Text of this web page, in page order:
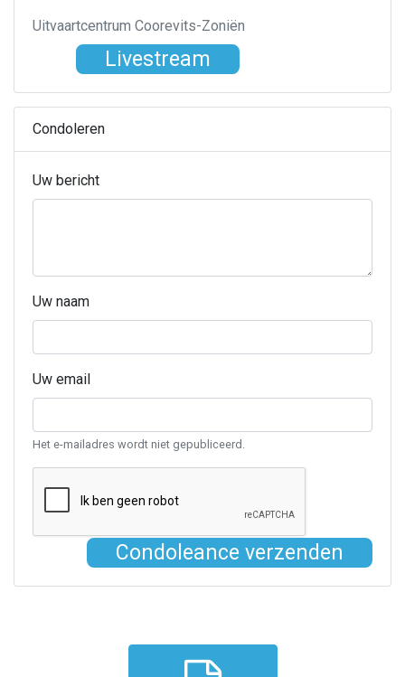
Uitvaartcentrum Coorevits-Zoniën
Livestream
Condoleren
Uw bericht
Uw naam
Uw email
Het e-mailadres wordt niet gepubliceerd.
Condoleance verzenden